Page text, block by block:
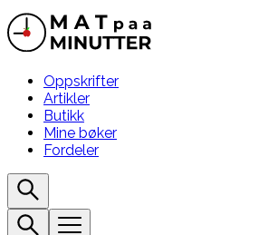
Oppskrifter
Artikler
Butikk
Mine bøker
Fordeler